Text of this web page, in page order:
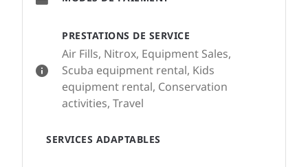
PRESTATIONS DE SERVICE
Air Fills, Nitrox, Equipment Sales,
Scuba equipment rental, Kids
equipment rental, Conservation
activities, Travel
SERVICES ADAPTABLES